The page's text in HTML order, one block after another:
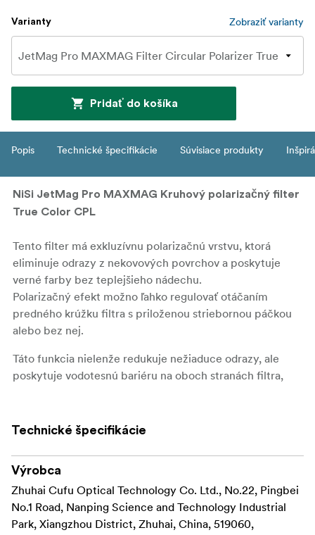
Varianty Zobraziť varianty
Pridať do košíka
Popis Technické špecifikácie Súvisiace produkty
NiSi JetMag Pro MAXMAG Kruhový polarizačný filter
True Color CPL
Tento filter má exkluzívnu polarizačnú vrstvu, ktorá
eliminuje odrazy z nekovových povrchov a poskytuje
verné farby bez teplejšieho nádechu.
Polarizačný efekt možno ľahko regulovať otáčaním
predného krúžku filtra s priloženou striebornou páčkou
alebo bez nej.
Táto funkcia nielenže redukuje nežiaduce odrazy, ale
poskytuje vodotesnú bariéru na oboch stranách filtra,
To umožňuje jednoduché a efektívne čistenie od prachu,
Kompatibilný so systémom NiSi JetMag Pro MAXMAG –
funguje s objektívmi, ktoré majú závit na filter 82 – 105
mm, a so špeciálne navrhnutými držiakmi filtrov pre
objektívy bez závitu na filter.O filtroch NiSi JETMAG
Technické špecifikácie
Výrobca
Zhuhai Cufu Optical Technology Co. Ltd., No.22, Pingbei
No.1 Road, Nanping Science and Technology Industrial
Park, Xiangzhou District, Zhuhai, China, 519060,